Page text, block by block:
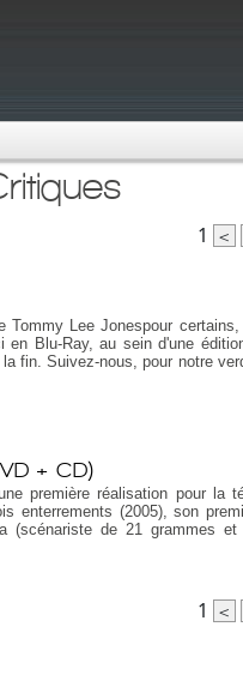
1 <
Tommy Lee Jonespour
en Blu-Ray, au sein d'une
fin. Suivez-nous, pour notre
+ CD)
première réalisation pour la
enterrements (2005), son
(scénariste de 21 grammes et
1 <